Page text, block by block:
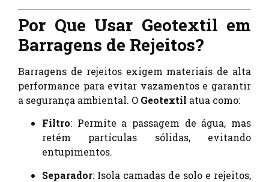
Por Que Usar Geotextil em
Barragens de Rejeitos?
Barragens de rejeitos exigem materiais de alta
performance para evitar vazamentos e garantir
a segurança ambiental. O Geotextil atua como:
Filtro: Permite a passagem de água, mas
retém partículas sólidas, evitando
entupimentos.
Separador: Isola camadas de solo e rejeitos,